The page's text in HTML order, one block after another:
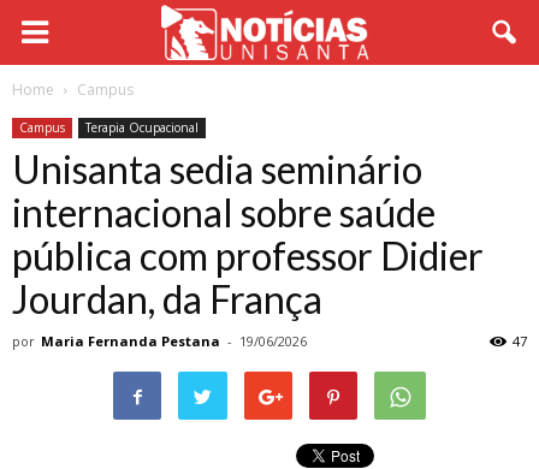
Home Campus
Campus Terapia Ocupacional
Unisanta sedia seminário
internacional sobre saúde
pública com professor Didier
Jourdan, da França
por Maria Fernanda Pestana - 19/06/2026 47